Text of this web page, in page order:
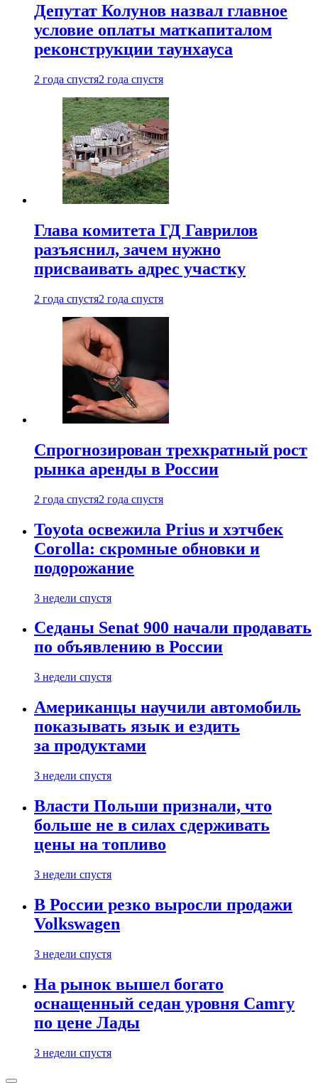
Депутат Колунов назвал главное
условие оплаты маткапиталом
реконструкции таунхауса
2 года спустя2 года спустя
Глава комитета ГД Гаврилов
разъяснил, зачем нужно
присваивать адрес участку
2 года спустя2 года спустя
Спрогнозирован трехкратный рост
рынка аренды в России
2 года спустя2 года спустя
Toyota освежила Prius и хэтчбек
Corolla: скромные обновки и
подорожание
3 недели спустя
Седаны Senat 900 начали продавать
по объявлению в России
3 недели спустя
Американцы научили автомобиль
показывать язык и ездить
за продуктами
3 недели спустя
Власти Польши признали, что
больше не в силах сдерживать
цены на топливо
3 недели спустя
В России резко выросли продажи
Volkswagen
3 недели спустя
На рынок вышел богато
оснащенный седан уровня Camry
по цене Лады
3 недели спустя